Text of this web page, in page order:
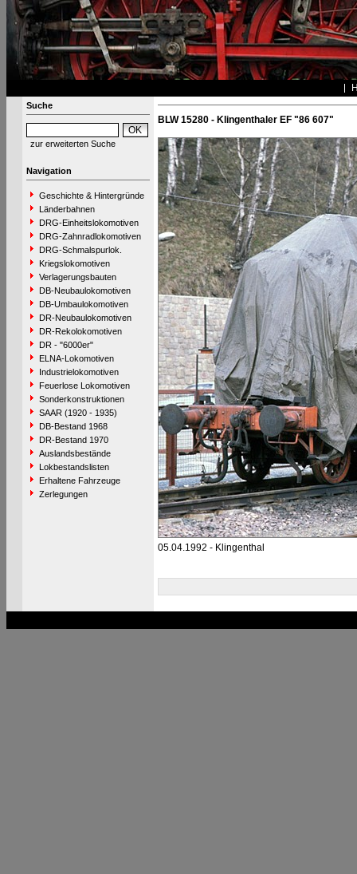
Suche
zur erweiterten Suche
Navigation
Geschichte & Hintergründe
Länderbahnen
DRG-Einheitslokomotiven
DRG-Zahnradlokomotiven
DRG-Schmalspurlok.
Kriegslokomotiven
Verlagerungsbauten
DB-Neubaulokomotiven
DB-Umbaulokomotiven
DR-Neubaulokomotiven
DR-Rekolokomotiven
DR - "6000er"
ELNA-Lokomotiven
Industrielokomotiven
Feuerlose Lokomotiven
Sonderkonstruktionen
SAAR (1920 - 1935)
DB-Bestand 1968
DR-Bestand 1970
Auslandsbestände
Lokbestandslisten
Erhaltene Fahrzeuge
Zerlegungen
BLW 15280 - Klingenthaler EF "86 607"
05.04.1992 - Klingenthal